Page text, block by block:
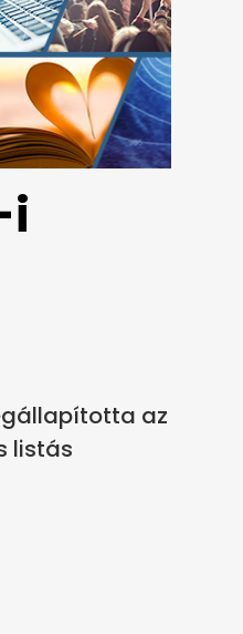
i
az
listás